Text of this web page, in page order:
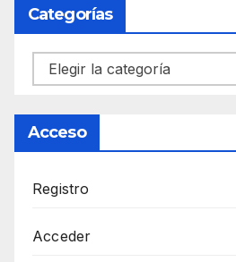
Categorías
Categorías
Acceso
Registro
Acceder